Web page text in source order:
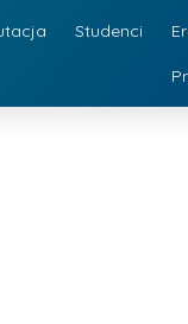
Studenci